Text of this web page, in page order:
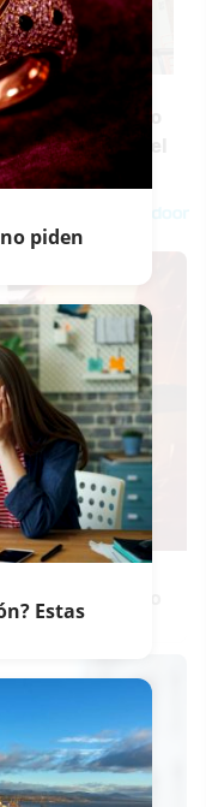
de Jerez en
bajo un vergel
escuela ¡Cómo
piden
Estas